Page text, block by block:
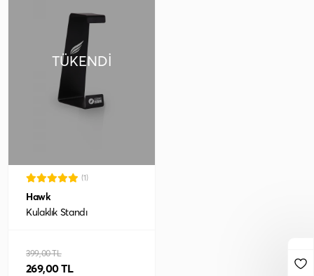
TÜKENDI
(1)
Hawk
Kulaklık Standı
399,00 TL
269,00 TL